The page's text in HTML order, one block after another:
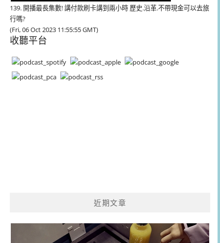
139. 開播最長集數! 講付款刷卡講到兩小時 歷史.沿革.不帶現金可以去旅
行嗎?
(Fri, 06 Oct 2023 11:55:55 GMT)
收聽平台
近期文章